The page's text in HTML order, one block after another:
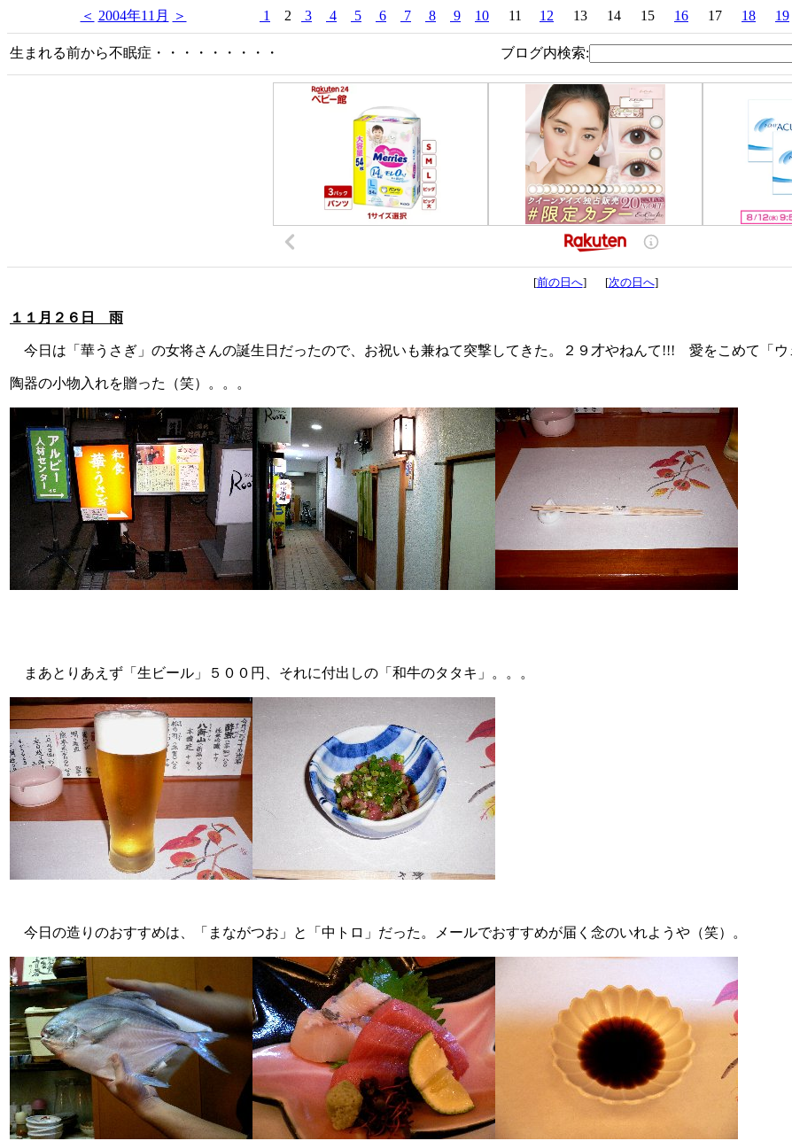
＜ 2004年11月 ＞ 1 2 3 4 5 6 7 8 9 10 11 12 13 14 15 16 17 18 19
生まれる前から不眠症・・・・・・・・・ ブログ内検索:
[前の日へ] [次の日へ]
１１月２６日 雨
今日は「華うさぎ」の女将さんの誕生日だったので、お祝いも兼ねて突撃してきた。２９才やねんて!!! 愛をこめて「ウ
陶器の小物入れを贈った（笑）。。。
まあとりあえず「生ビール」５００円、それに付出しの「和牛のタタキ」。。。
今日の造りのおすすめは、「まながつお」と「中トロ」だった。メールでおすすめが届く念のいれようや（笑）。